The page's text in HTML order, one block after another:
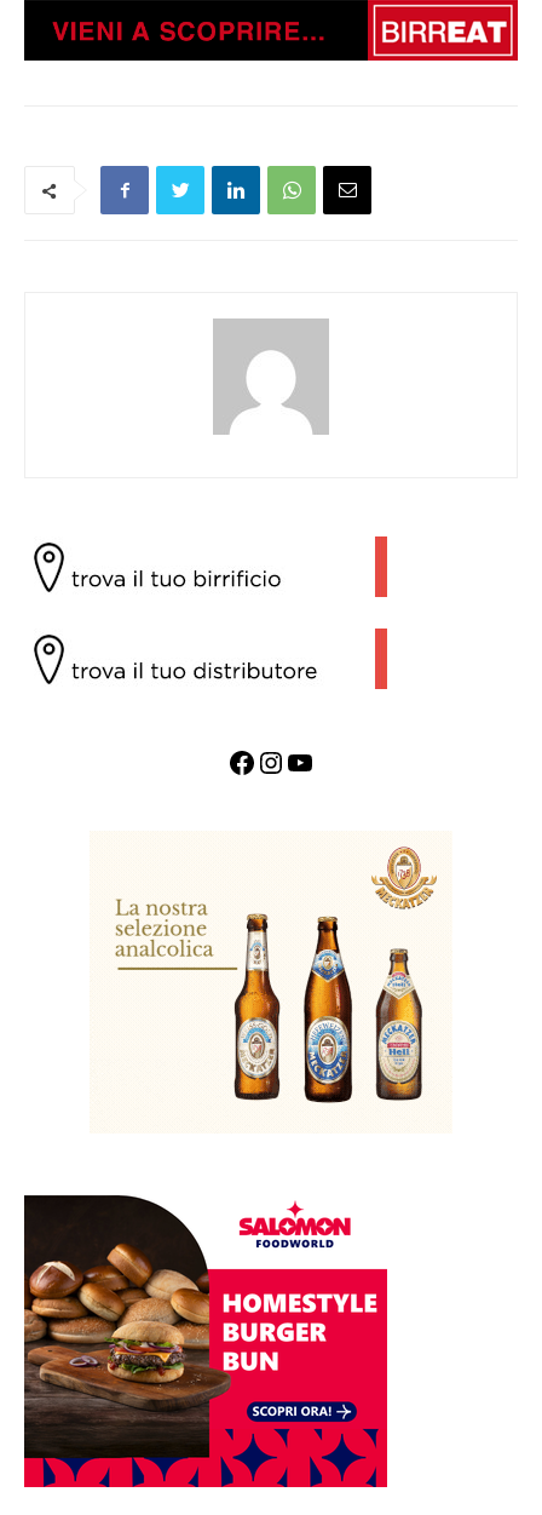
Facebook InstagramYouTube